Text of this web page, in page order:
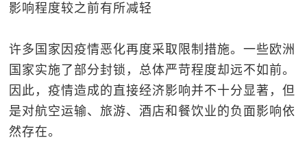
影响程度较之前有所减轻
许多国家因疫情恶化再度采取限制措施。一些欧洲
国家实施了部分封锁，总体严苛程度却远不如前。
因此，疫情造成的直接经济影响并不十分显著，但
是对航空运输、旅游、酒店和餐饮业的负面影响依
然存在。